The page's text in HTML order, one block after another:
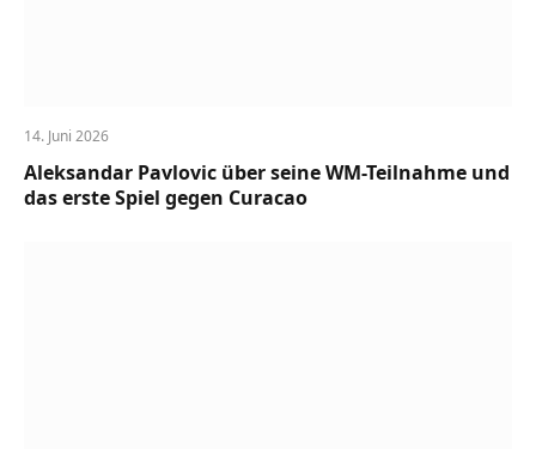
14. Juni 2026
Aleksandar Pavlovic über seine WM-Teilnahme und
das erste Spiel gegen Curacao